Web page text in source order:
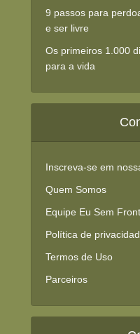
9 passos para
e ser livre
Os primeiros 1.000
para a vida
Inscreva-se em
Quem Somos
Equipe Eu Sem
Política de
Termos de Uso
Parceiros